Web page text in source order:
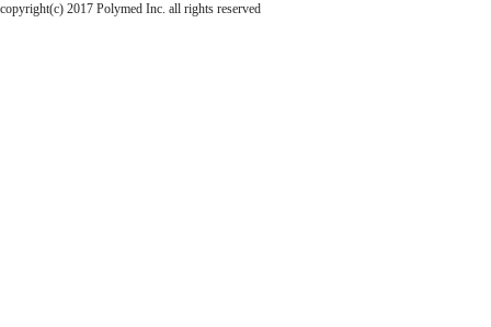
copyright(c) 2017 Polymed Inc. all rights reserved